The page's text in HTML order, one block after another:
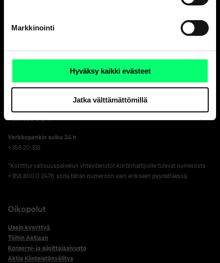
Markkinointi
Hyväksy kaikki evästeet
Jatka välttämättömillä
010 247 8300
Korttivakuutukset, tarkista yhteystiedotkorttisi sivulta.
Aktia Finnair Visa asiakaspalvelu
010 247 050
Korttien sulkupalvelu 24 h*
+358 800 0 2477
Verkko­pankin sulku 24 h
+358 20 333
*Korttiturvallisuuspalvelun yhteydenotot kortinhaltijoille tulevat numerosta
+358 800 0 2476, soita tähän numeroon vain erikseen pyydettäessä.
Oikopolut
Usein kysyttyä
Töihin Aktiaan
Konserni- ja sijoittajasivusto
Aktia Kiinteistönvälitys